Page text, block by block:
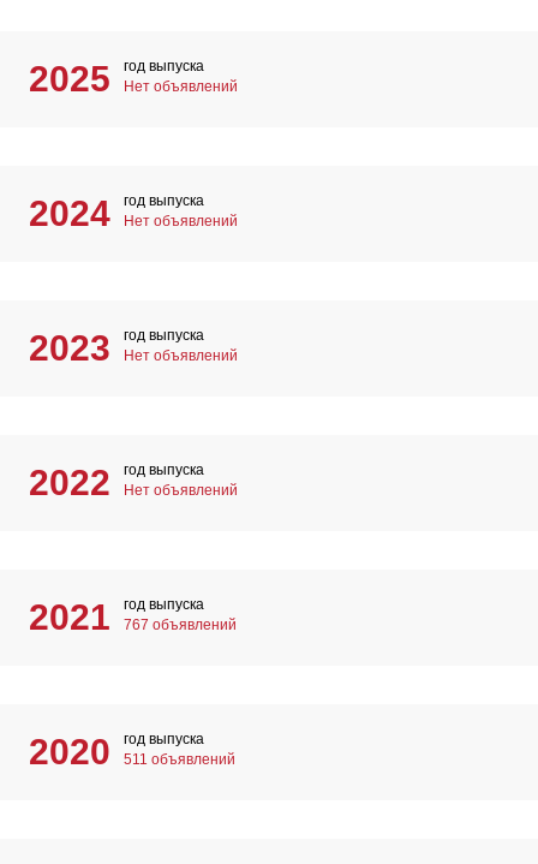
2025
год выпуска
Нет объявлений
2024
год выпуска
Нет объявлений
2023
год выпуска
Нет объявлений
2022
год выпуска
Нет объявлений
2021
год выпуска
767 объявлений
2020
год выпуска
511 объявлений